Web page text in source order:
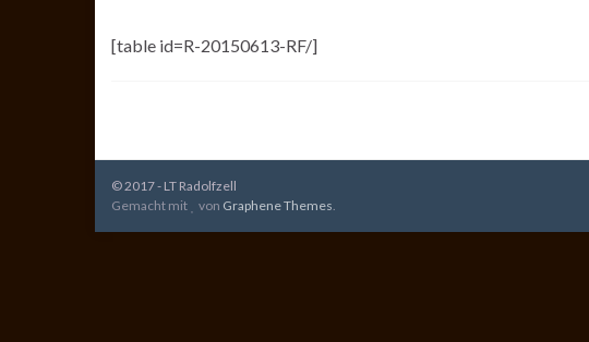
[table id=R-20150613-RF/]
© 2017 - LT Radolfzell
Gemacht mit
von Graphene Themes